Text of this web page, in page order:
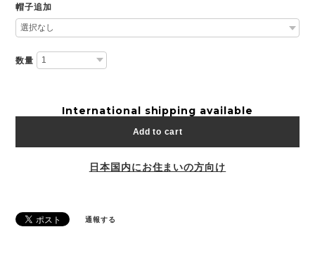
帽子追加
数量
International shipping available
Add to cart
日本国内にお住まいの方向け
通報する